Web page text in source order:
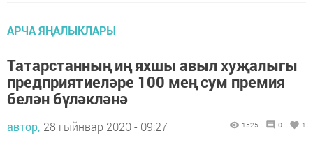
АРЧА ЯҢАЛЫКЛАРЫ
Татарстанның иң яхшы авыл хуҗалыгы
предприятиеләре 100 мең сум премия
белән бүләкләнә
автор, 28 гыйнвар 2020 - 09:27 1525 0 1